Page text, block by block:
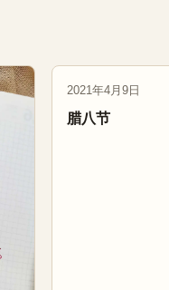
2021年4月9日
腊八节